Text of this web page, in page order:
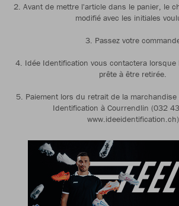
2. Avant de mettre l'article dans le panier, le
modifié avec les initiales
3. Passez votre
4. Idée Identification vous contactera lorsque
prête à être retirée.
5. Paiement lors du retrait de la
Identification à Courrendlin (032
www.ideeidentification.ch)